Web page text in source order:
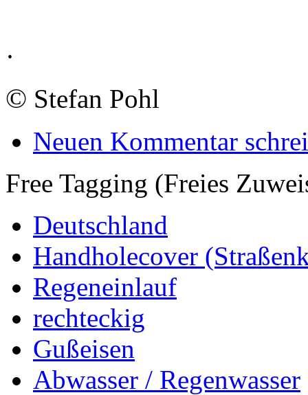
·
© Stefan Pohl
Neuen Kommentar
Free Tagging (Freies
Deutschland
Handholecover
Regeneinlauf
rechteckig
Gußeisen
Abwasser / Regenwasser